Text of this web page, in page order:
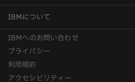
IBMへのお問い合わせ
プライバシー
利用規約
アクセシビリティー